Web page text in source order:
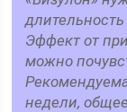
Эффект от
можно
недели,